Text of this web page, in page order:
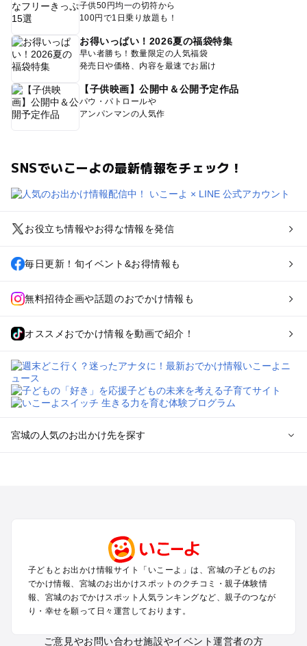
子供50円均一の切符から
100円で1日乗り放題も！
お得いっぱい！2026夏の福袋特集
早い者勝ち！数量限定の人気福袋
発売日や価格、内容を最速でお届け
【子供映画】公開中＆公開予定作品
パウ・パトロールや
アンパンマンの人気作
SNSでいこーよの最新情報をチェック！
お役立ち情報やお得な情報を発信
毎日更新！旬イベント&お得情報も
無料招待企画や話題のおでかけ情報も
オススメおでかけ情報を動画で紹介！
宮城の人気のお出かけ先を探す
蔵王・白石のプールお出かけ
石巻・気仙沼のプールお出かけ
栗原・登米のプールお出かけ
宮城の定番お出かけスポット
子どもとお出かけ情報サイト「いこーよ」は、宮城の子どものお
でかけ情報、宮城のお出かけスポットのクチコミ・親子体験情
報、宮城のおでかけスポット人気ランキングなど、親子のつなが
り・幸せを願って日々運営しております。
ご意見やお問い合わせ施設やイベント運営者の方